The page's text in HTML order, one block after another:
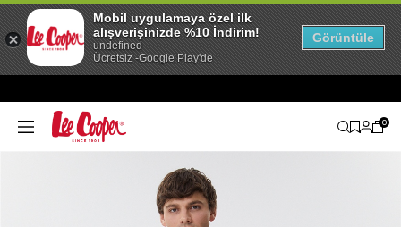
0
Mobil uygulamaya özel ilk
alışverişinizde %10 İndirim!
undefined
Ücretsiz -Google Play'de
Görüntüle